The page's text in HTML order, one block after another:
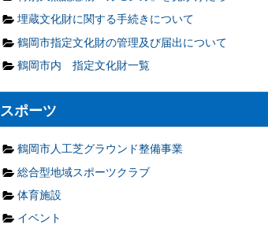
埋蔵文化財に関する手続きについて
鶴岡市指定文化財の管理及び届出について
鶴岡市内 指定文化財一覧
スポーツ
鶴岡市人工芝グラウンド整備事業
総合型地域スポーツクラブ
体育施設
イベント